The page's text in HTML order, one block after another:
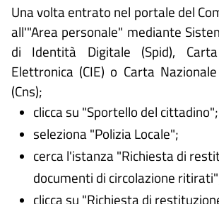
Una volta entrato nel portale del
all'"Area personale" mediante
di Identità Digitale (Spid),
Elettronica (CIE) o Carta
(Cns);
clicca su "Sportello del cittadino";
seleziona "Polizia Locale";
cerca l'istanza "Richiesta di
documenti di circolazione
clicca su "Richiesta di